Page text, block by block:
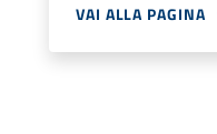
VAI ALLA PAGINA